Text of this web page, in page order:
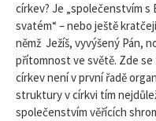
církev? Je „společenstvím s
svatém“ – nebo ještě
němž Ježíš, vyvýšený Pán,
přítomnost ve světě. Zde se
církev není v první řadě
struktury v církvi tím
společenstvím věřících